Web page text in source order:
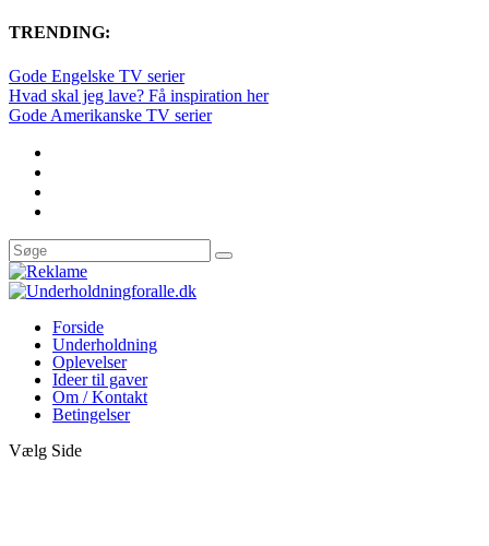
TRENDING:
Gode Engelske TV serier
Hvad skal jeg lave? Få inspiration her
Gode Amerikanske TV serier
Forside
Underholdning
Oplevelser
Ideer til gaver
Om / Kontakt
Betingelser
Vælg Side